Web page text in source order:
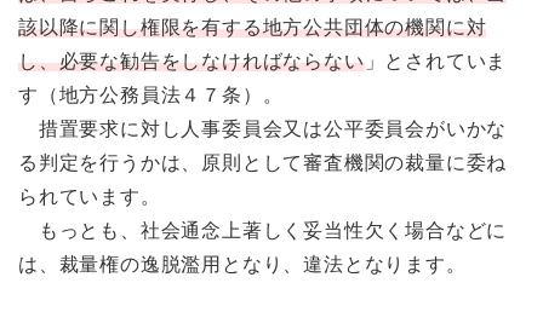
該以降に関し権限を有する地方公共団体の機関に対
し、必要な勧告をしなければならない」とされていま
す（地方公務員法４７条）。
措置要求に対し人事委員会又は公平委員会がいかな
る判定を行うかは、原則として審査機関の裁量に委ね
られています。
もっとも、社会通念上著しく妥当性欠く場合などに
は、裁量権の逸脱濫用となり、違法となります。